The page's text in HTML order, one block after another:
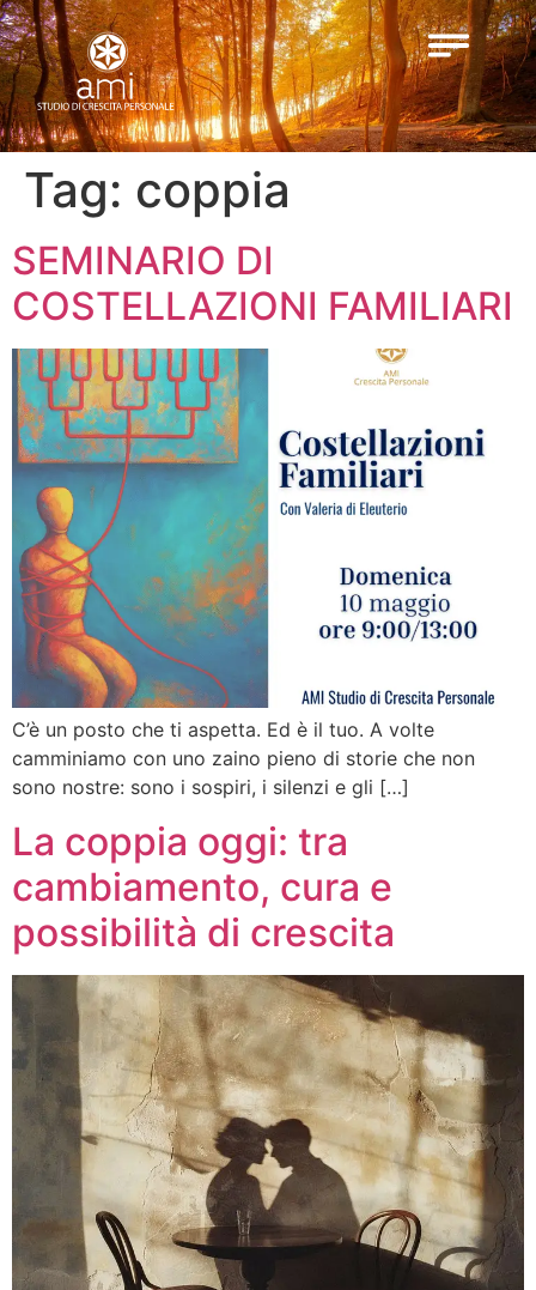
Tag: coppia
SEMINARIO DI
COSTELLAZIONI FAMILIARI
C’è un posto che ti aspetta. Ed è il tuo. A volte
camminiamo con uno zaino pieno di storie che non
sono nostre: sono i sospiri, i silenzi e gli […]
La coppia oggi: tra
cambiamento, cura e
possibilità di crescita